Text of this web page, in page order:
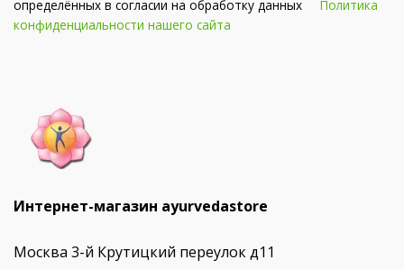
определённых в согласии на обработку данных Политика
конфиденциальности нашего сайта
Интернет-магазин ayurvedastore
Москва 3-й Крутицкий переулок д11